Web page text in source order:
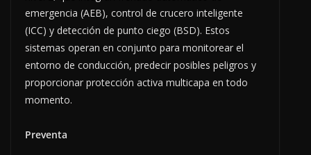
emergencia (AEB), control de crucero inteligente
(ICC) y detección de punto ciego (BSD). Estos
sistemas operan en conjunto para monitorear el
entorno de conducción, predecir posibles peligros y
proporcionar protección activa multicapa en todo
momento.
Preventa